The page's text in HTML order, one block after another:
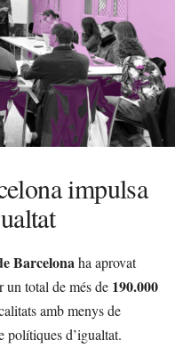
impulsa
Barcelonaha aprovat
un total de més de 190.000
amb menys de
polítiques d’igualtat.